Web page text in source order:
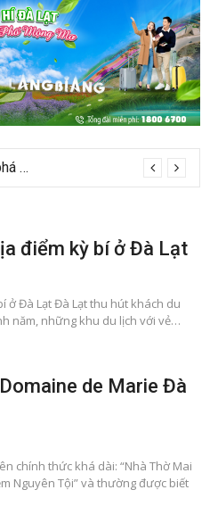
Du lịch Đà
Lạt
Du lịch Sapa: Khám phá bản Ý Linh Hồ độc đáo giữa Tây Bắc
điểm kỳ bí ở Đà Lạt
ở Đà Lạt Đà Lạt thu hút khách du
năm, những khu du lịch với vẻ…
de Marie Đà
chính thức khá dài: “Nhà Thờ Mai
Nguyên Tội” và thường được biết